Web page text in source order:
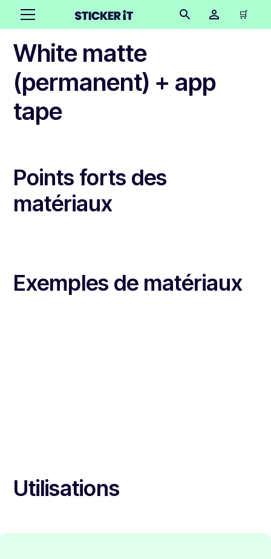
🛒
White matte
(permanent) + app
tape
Points forts des
matériaux
Exemples de matériaux
Utilisations